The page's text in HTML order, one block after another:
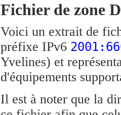
Fichier de zone
Voici un extrait de
préfixe IPv6
Yvelines) et
d'équipements
Il est à noter que la